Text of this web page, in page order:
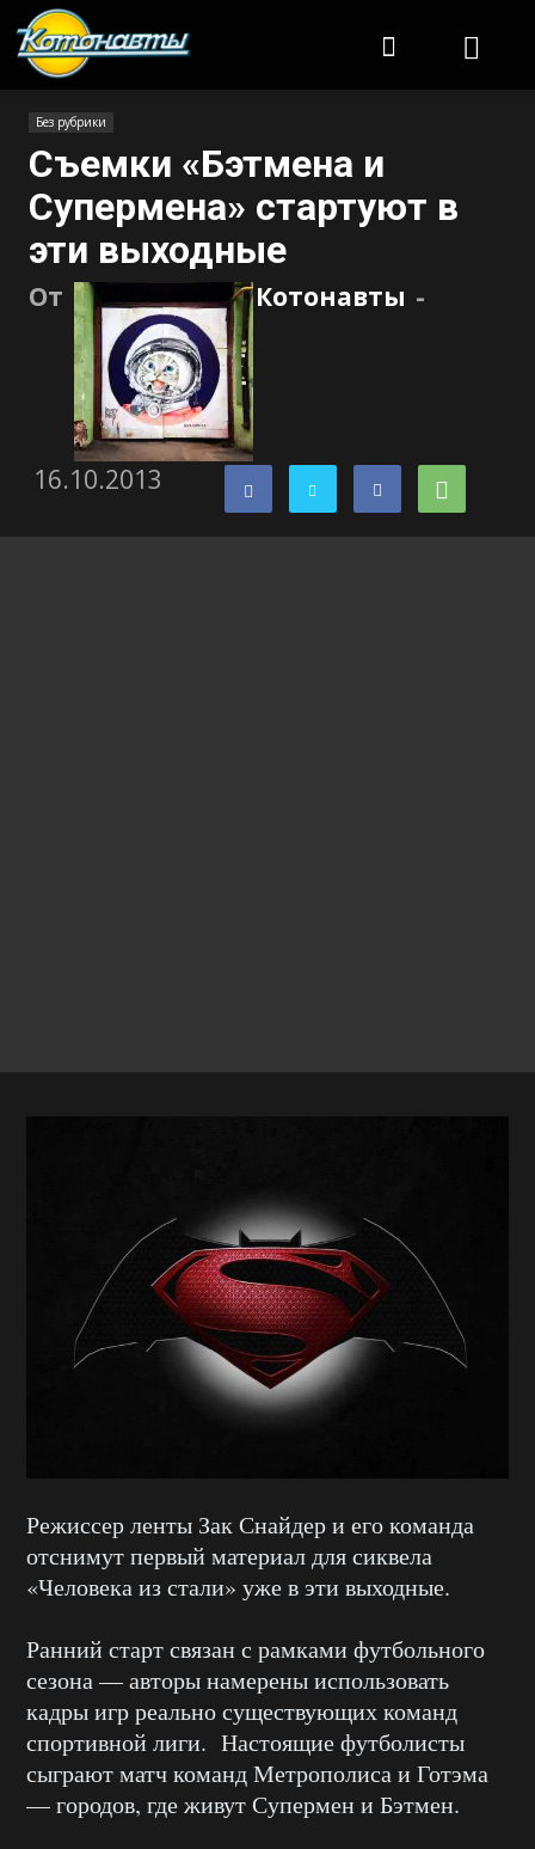
Без рубрики
Съемки «Бэтмена и
Супермена» стартуют в
эти выходные
От Котонавты -
16.10.2013
Режиссер ленты Зак Снайдер и его команда
отснимут первый материал для сиквела
«Человека из стали» уже в эти выходные.
Ранний старт связан с рамками футбольного
сезона — авторы намерены использовать
кадры игр реально существующих команд
спортивной лиги. Настоящие футболисты
сыграют матч команд Метрополиса и Готэма
— городов, где живут Супермен и Бэтмен.